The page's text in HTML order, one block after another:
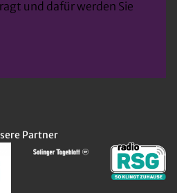
und dafür werden Sie
Partner